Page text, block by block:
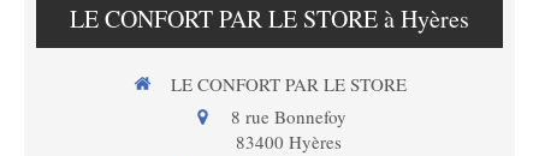
LE CONFORT PAR LE STORE à Hyères
LE CONFORT PAR LE STORE
8 rue Bonnefoy
83400 Hyères